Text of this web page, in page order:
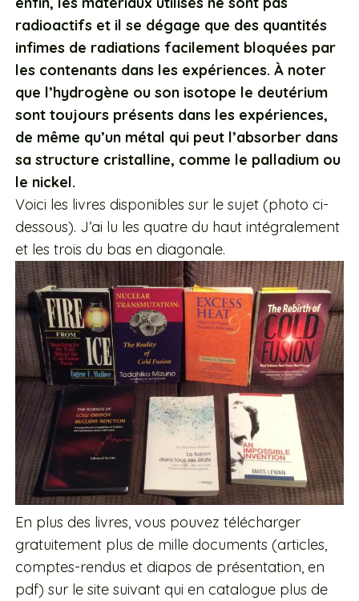
radioactifs et il se dégage que des quantités
infimes de radiations facilement bloquées par
les contenants dans les expériences. À noter
que l’hydrogène ou son isotope le deutérium
sont toujours présents dans les expériences,
de même qu’un métal qui peut l’absorber dans
sa structure cristalline, comme le palladium ou
le nickel.
Voici les livres disponibles sur le sujet (photo ci-
dessous). J’ai lu les quatre du haut intégralement
et les trois du bas en diagonale.
En plus des livres, vous pouvez télécharger
gratuitement plus de mille documents (articles,
comptes-rendus et diapos de présentation, en
pdf) sur le site suivant qui en catalogue plus de